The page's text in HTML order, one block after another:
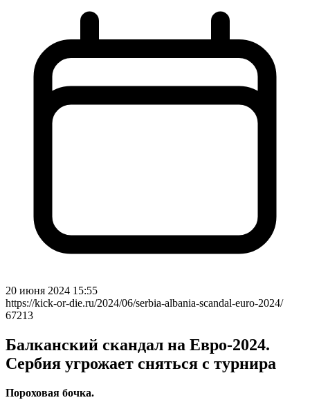
20 июня 2024 15:55
https://kick-or-die.ru/2024/06/serbia-albania-scandal-euro-2024/
67213
Балканский скандал на Евро-2024.
Сербия угрожает сняться с турнира
Пороховая бочка.